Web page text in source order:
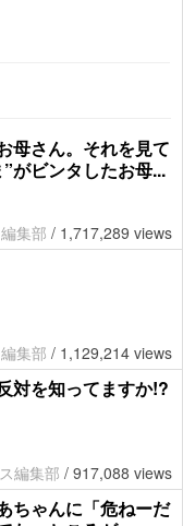
母さん。それを見て
がビンタしたお母...
集部 / 1,717,289 views
集部 / 1,129,214 views
対を知ってますか!?
編集部 / 917,088 views
ちゃんに「危ねーだ